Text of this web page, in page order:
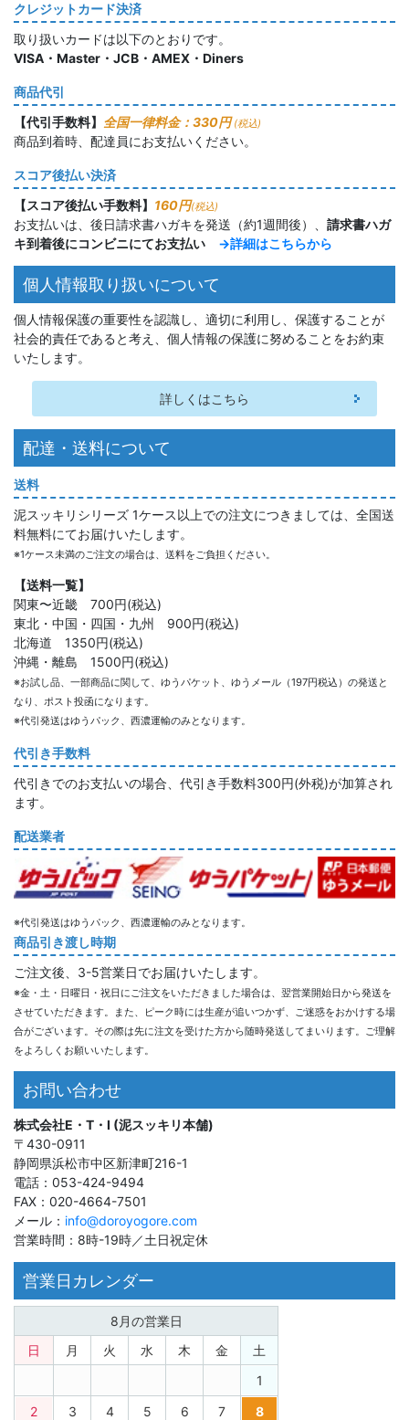
クレジットカード決済
取り扱いカードは以下のとおりです。
VISA・Master・JCB・AMEX・Diners
商品代引
【代引手数料】 全国一律料金：330円(税込)
商品到着時、配達員にお支払いください。
スコア後払い決済
【スコア後払い手数料】 160円(税込)
お支払いは、後日請求書ハガキを発送（約1週間後）、 請求書ハガ
キ到着後にコンビニにてお支払い →詳細はこちらから
個人情報取り扱いについて
個人情報保護の重要性を認識し、適切に利用し、保護することが
社会的責任であると考え、個人情報の保護に努めることをお約束
いたします。
詳しくはこちら
配達・送料について
送料
泥スッキリシリーズ 1ケース以上での注文につきましては、全国送
料無料にてお届けいたします。
※1ケース未満のご注文の場合は、送料をご負担ください。
【送料一覧】
関東〜近畿 700円(税込)
東北・中国・四国・九州 900円(税込)
北海道 1350円(税込)
沖縄・離島 1500円(税込)
※お試し品、一部商品に関して、ゆうパケット、ゆうメール（197円税込）の発送と
なり、ポスト投函になります。
※代引発送はゆうパック、西濃運輸のみとなります。
代引き手数料
代引きでのお支払いの場合、代引き手数料300円(外税)が加算され
ます。
配送業者
※代引発送はゆうパック、西濃運輸のみとなります。
商品引き渡し時期
ご注文後、3-5営業日でお届けいたします。
※金・土・日曜日・祝日にご注文をいただきました場合は、翌営業開始日から発送を
させていただきます。また、ピーク時には生産が追いつかず、ご迷惑をおかけする場
合がございます。その際は先に注文を受けた方から随時発送してまいります。ご理解
をよろしくお願いいたします。
お問い合わせ
株式会社E・T・I (泥スッキリ本舗)
〒430-0911
静岡県浜松市中区新津町216-1
電話：053-424-9494
FAX：020-4664-7501
メール： info@doroyogore.com
営業時間：8時-19時／土日祝定休
営業日カレンダー
8月の営業日
日
月 火 水 木 金
土
1
2
3 4 5 6 7 8